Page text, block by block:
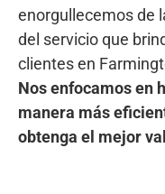
enorgullecemos de
del servicio que
clientes en
Nos enfocamos en
manera más
obtenga el mejor